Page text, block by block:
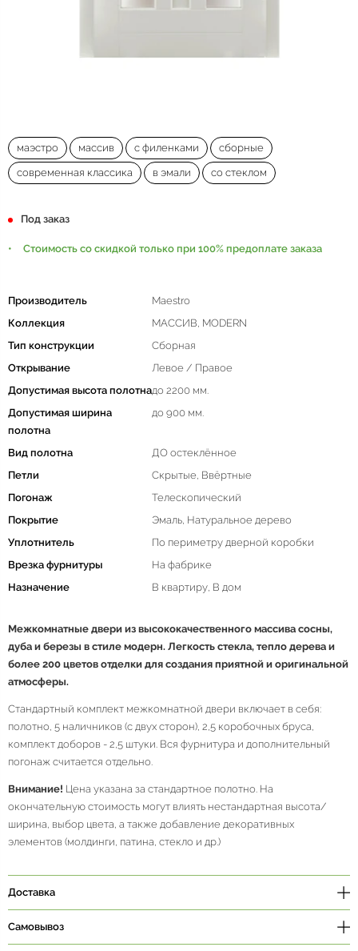
маэстро массив с филенками сборные
современная классика в эмали со стеклом
Под заказ
Стоимость со скидкой только при 100% предоплате заказа
Производитель
Maestro
Коллекция
МАССИВ, MODERN
Тип конструкции
Сборная
Открывание
Левое / Правое
Допустимая высота полотнадо 2200 мм.
Допустимая ширина
полотна
до 900 мм.
Вид полотна
ДО остеклённое
Петли
Скрытые, Ввёртные
Погонаж
Телескопический
Покрытие
Эмаль, Натуральное дерево
Уплотнитель
По периметру дверной коробки
Врезка фурнитуры
На фабрике
Назначение
В квартиру, В дом
Межкомнатные двери из высококачественного массива сосны,
дуба и березы в стиле модерн. Легкость стекла, тепло дерева и
более 200 цветов отделки для создания приятной и оригинальной
атмосферы.
Стандартный комплект межкомнатной двери включает в себя:
полотно, 5 наличников (с двух сторон), 2,5 коробочных бруса,
комплект доборов - 2,5 штуки. Вся фурнитура и дополнительный
погонаж считается отдельно.
Внимание! Цена указана за стандартное полотно. На
окончательную стоимость могут влиять нестандартная высота/
ширина, выбор цвета, а также добавление декоративных
элементов (молдинги, патина, стекло и др.)
Доставка
Самовывоз